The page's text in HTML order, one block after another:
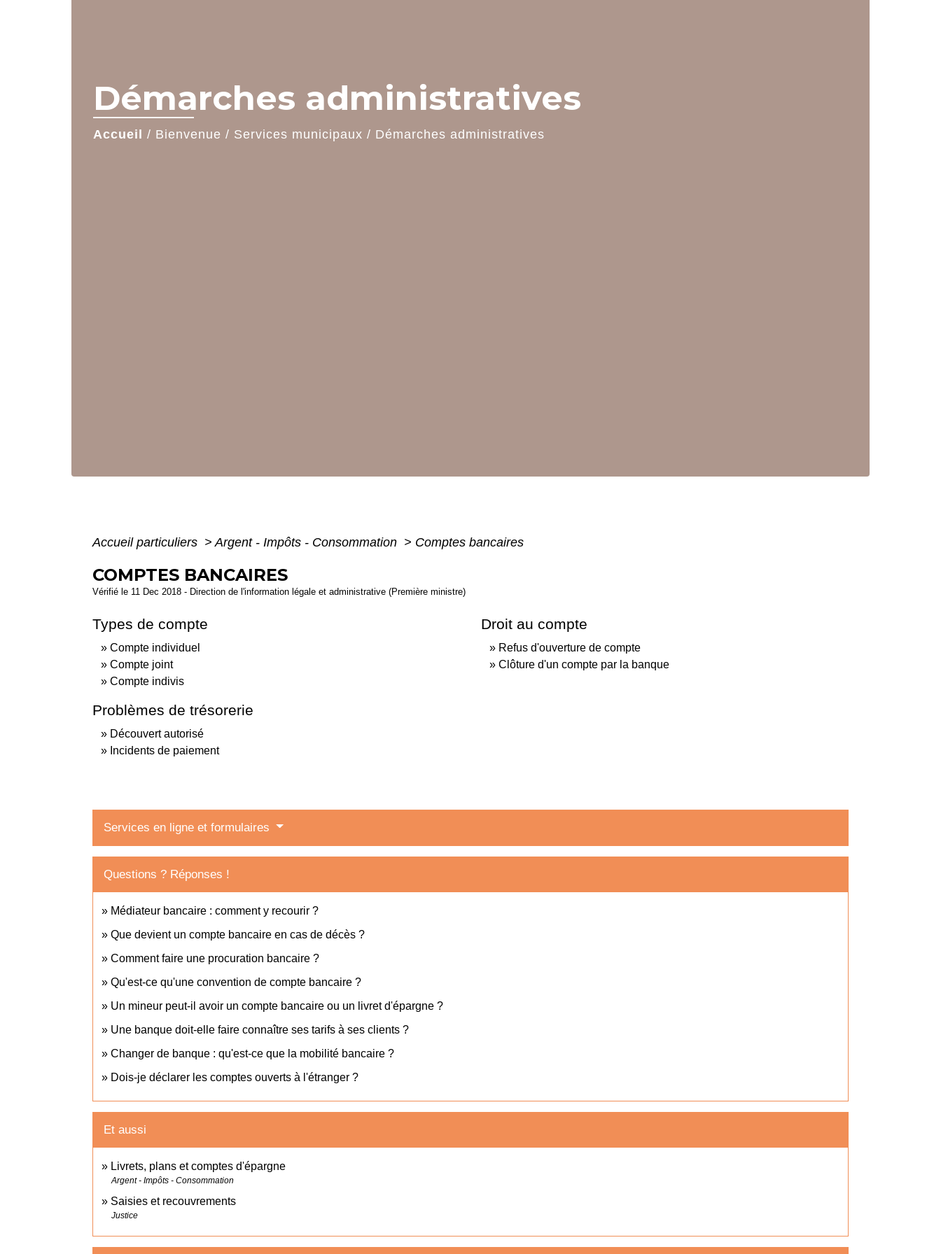
Démarches administratives
Accueil / Bienvenue / Services municipaux / Démarches administratives
Accueil particuliers > Argent - Impôts - Consommation > Comptes bancaires
COMPTES BANCAIRES
Vérifié le 11 Dec 2018 - Direction de l'information légale et administrative (Première ministre)
Types de compte
Compte individuel
Compte joint
Compte indivis
Droit au compte
Refus d'ouverture de compte
Clôture d'un compte par la banque
Problèmes de trésorerie
Découvert autorisé
Incidents de paiement
Services en ligne et formulaires
Questions ? Réponses !
Médiateur bancaire : comment y recourir ?
Que devient un compte bancaire en cas de décès ?
Comment faire une procuration bancaire ?
Qu'est-ce qu'une convention de compte bancaire ?
Un mineur peut-il avoir un compte bancaire ou un livret d'épargne ?
Une banque doit-elle faire connaître ses tarifs à ses clients ?
Changer de banque : qu'est-ce que la mobilité bancaire ?
Dois-je déclarer les comptes ouverts à l'étranger ?
Et aussi
Livrets, plans et comptes d'épargne
Argent - Impôts - Consommation
Saisies et recouvrements
Justice